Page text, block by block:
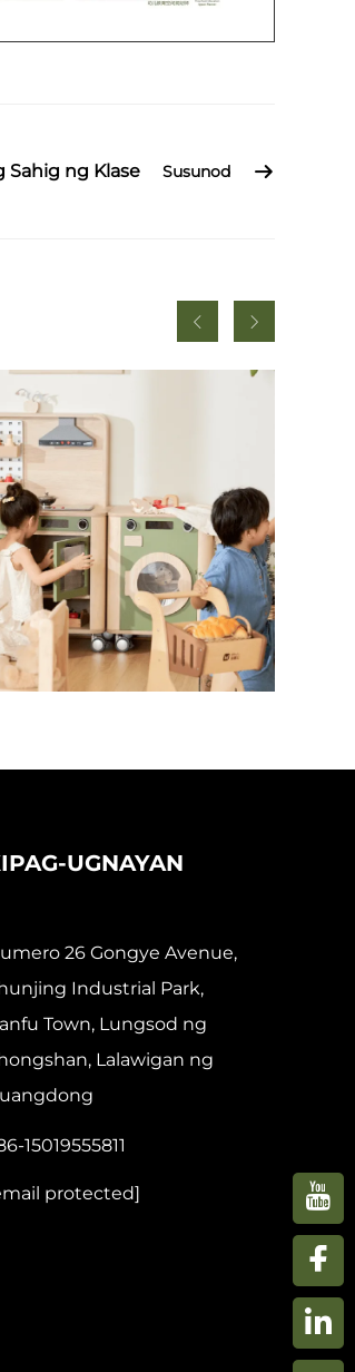
Sahig ng Klase Susunod
UGNAYAN
26 Gongye Avenue,
Industrial Park,
Town, Lungsod ng
Lalawigan ng
15019555811
protected]